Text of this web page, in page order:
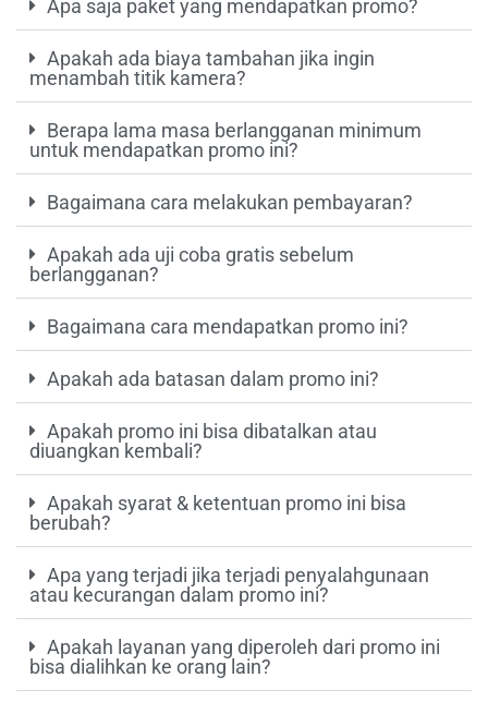
Apa saja paket yang mendapatkan promo?
Apakah ada biaya tambahan jika ingin
menambah titik kamera?
Berapa lama masa berlangganan minimum
untuk mendapatkan promo ini?
Bagaimana cara melakukan pembayaran?
Apakah ada uji coba gratis sebelum
berlangganan?
Bagaimana cara mendapatkan promo ini?
Apakah ada batasan dalam promo ini?
Apakah promo ini bisa dibatalkan atau
diuangkan kembali?
Apakah syarat & ketentuan promo ini bisa
berubah?
Apa yang terjadi jika terjadi penyalahgunaan
atau kecurangan dalam promo ini?
Apakah layanan yang diperoleh dari promo ini
bisa dialihkan ke orang lain?